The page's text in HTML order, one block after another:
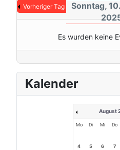
Vorheriger Tag
Sonntag,
Es wurden keine
Kalender
August
Mo Di Mi Do
4
5 6 7